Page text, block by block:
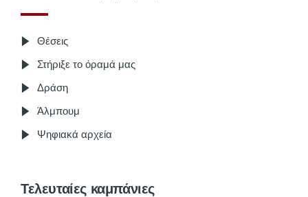
Θέσεις
Στήριξε το όραμά μας
Δράση
Άλμπουμ
Ψηφιακά αρχεία
Τελευταίες καμπάνιες